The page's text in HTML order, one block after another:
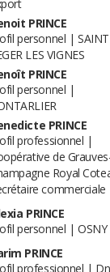
PRINCE
personnel | SAINT
LES VIGNES
PRINCE
personnel |
PRINCE
professionnel |
de
Royal
commerciale
PRINCE
personnel | OSNY
PRINCE
professionnel |